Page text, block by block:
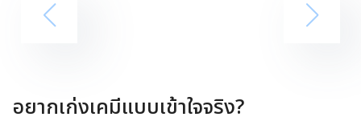
อยากเก่งเคมีแบบเข้าใจจริง?